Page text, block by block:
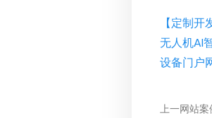
【定制
无人机AI
设备门户
上一网站案